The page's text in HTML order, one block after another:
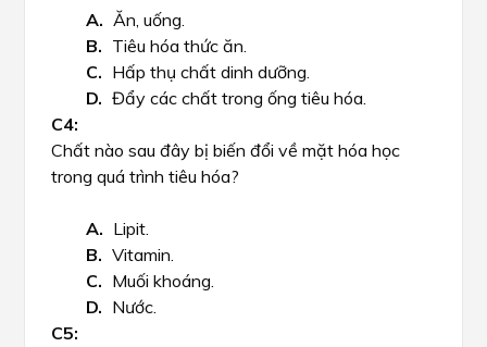
Ăn, uống.
Tiêu hóa thức ăn.
Hấp thụ chất dinh dưỡng.
Đẩy các chất trong ống tiêu hóa.
Chất nào sau đây bị biến đổi về mặt hóa học
trong quá trình tiêu hóa?
Lipit.
Vitamin.
Muối khoáng.
Nước.